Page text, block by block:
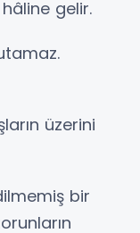
gelir.
üzerini
bir